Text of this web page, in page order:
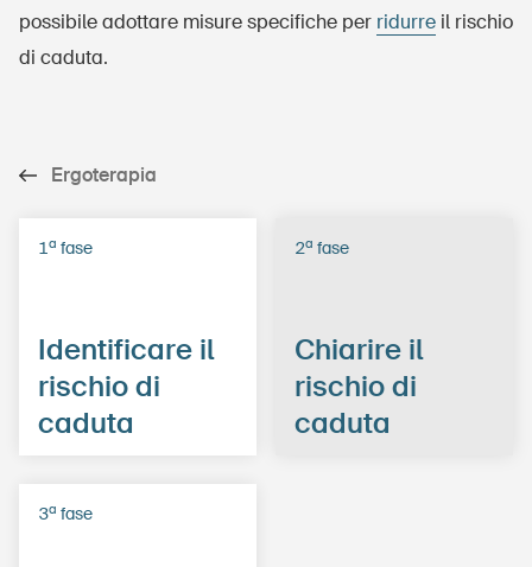
possibile adottare misure specifiche per ridurre il rischio
di caduta.
Ergoterapia
Identificare il
rischio di
caduta
1a fase
Chiarire il
rischio di
caduta
2a fase
3a fase